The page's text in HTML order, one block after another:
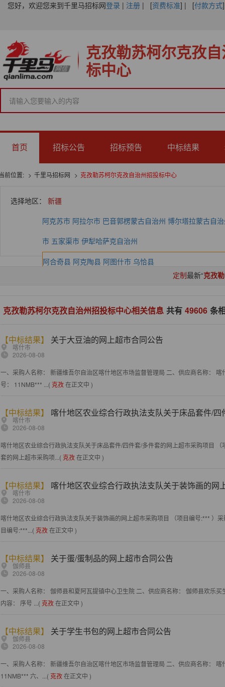
您好，欢迎您来到千里马招标网登录 | 注册 | [资费标准] | [付款方式]
克孜勒苏柯尔克孜
标中心
首页 招标公告 招标预告 中标结果
前位置: 千里马招标网 克孜勒苏柯尔克孜自治州招投标中心
选择地区： 新疆
阿克苏市 阿拉尔市 巴音郭楞蒙古自治州 博尔塔拉蒙古自
市 五家渠市 伊犁哈萨克自治州
阿合奇县 阿克陶县 阿图什市 乌恰县
定制最新“克孜
克孜勒苏柯尔克孜自治州招投标中心相关信息 共有 49606 条
【中标结果】 关于大豆油的网上超市合同公告
喀什市
2026-08-08
一、采购人名称： 新疆维吾尔自治区喀什地区市场监督管理局 二、供应商名称：
号： 11NMB*** ...( 克孜在正文中 )
【中标结果】 喀什地区农业综合行政执法支队关于床品套件/
喀什市
2026-08-08
喀什地区农业综合行政执法支队关于床品套件/四件套/多件套的网上超市采购项目
套的网上超市采购项...( 克孜在正文中 )
【中标结果】 喀什地区农业综合行政执法支队关于装饰画的网
喀什市
2026-08-08
喀什地区农业综合行政执法支队关于装饰画的网上超市采购项目 （项目编号:*** ）
目编号:***...( 克孜在正文中 )
【中标结果】 关于蛋/蛋制品的网上超市合同公告
伽师县
2026-08-08
一、采购人名称： 伽师县和夏阿瓦提镇中心卫生院 二、供应商名称： 伽师县欢乐
内容： 序号 ...( 克孜在正文中 )
【中标结果】 关于学生书包的网上超市合同公告
伽师县
2026-08-08
一、采购人名称： 新疆维吾尔自治区喀什地区市场监督管理局 二、供应商名称：
11NMB*** 六、...( 克孜在正文中 )